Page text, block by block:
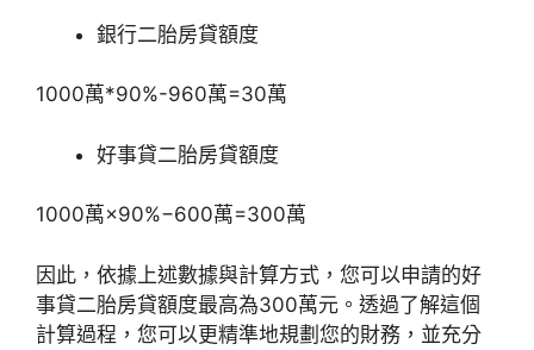
銀行二胎房貸額度
1000萬*90%-960萬=30萬
好事貸二胎房貸額度
1000萬×90%−600萬=300萬
因此，依據上述數據與計算方式，您可以申請的好
事貸二胎房貸額度最高為300萬元。透過了解這個
計算過程，您可以更精準地規劃您的財務，並充分